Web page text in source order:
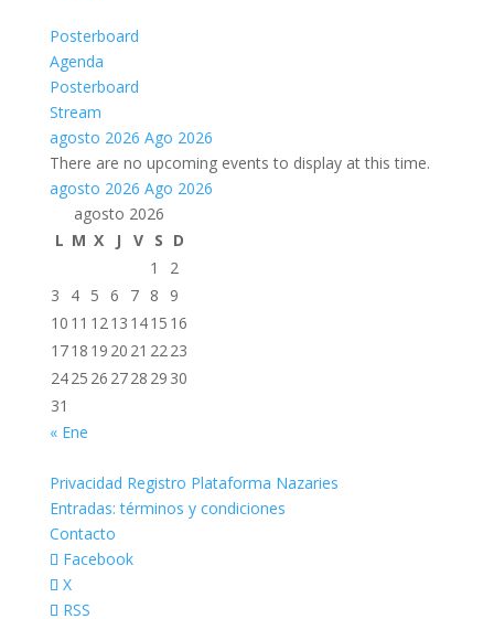
Posterboard
Agenda
Posterboard
Stream
agosto 2026 Ago 2026
There are no upcoming events to display at this time.
agosto 2026 Ago 2026
agosto 2026
L M X J V S D
1
2
3
4 5 6 7 8
9
10 11 1213 1415 16
1718 19 20 21 2223
2425 26 2728 29 30
31
« Ene
Privacidad Registro Plataforma Nazaries
Entradas: términos y condiciones
Contacto
Facebook
X
RSS